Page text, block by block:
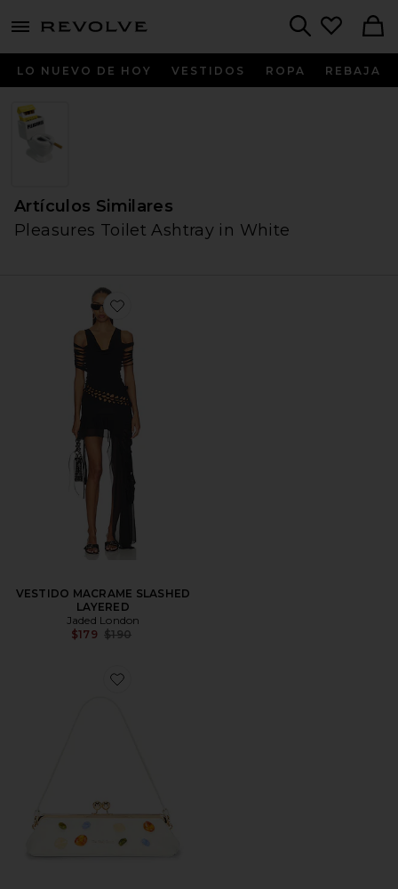
menu - shows more content
LO NUEVO DE HOY VESTIDOS ROPA REBAJA
Artículos Similares
Pleasures Toilet Ashtray in White
VESTIDO MACRAME SLASHED
LAYERED
Jaded London
$179 Precio anterior:
$190